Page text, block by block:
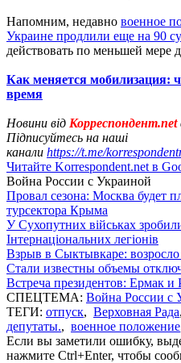
Напомним, недавно военное
Украине продлили еще на 90
действовать по меньшей мере
Как меняется мобилизация:
время
Новини від Корреспондент.net
Підписуйтесь на наші
канали https://t.me/
Читайте Korrespondent.net в
Война России с Украиной
Провал сезона: Москва будет
турсектора Крыма
У Сухопутних військах
Інтернаціональних легіонів
Взрыв в Сыктывкаре:
Стали известны объемы
Встреча президентов: Ермак и
СПЕЦТЕМА: Война России с
ТЕГИ: отпуск, Верховная Рада
депутаты., военное положение
Если вы заметили ошибку,
нажмите Ctrl+Enter, чтобы